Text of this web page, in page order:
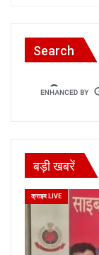
Search
बड़ी खबरें
क्राइम LIVE